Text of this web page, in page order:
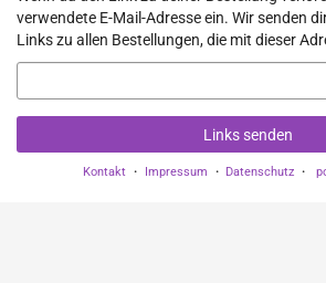
verwendete E-Mail-Adresse ein. Wir senden
Links zu allen Bestellungen, die mit dieser
Mail
Links senden
Kontakt Impressum Datenschutz